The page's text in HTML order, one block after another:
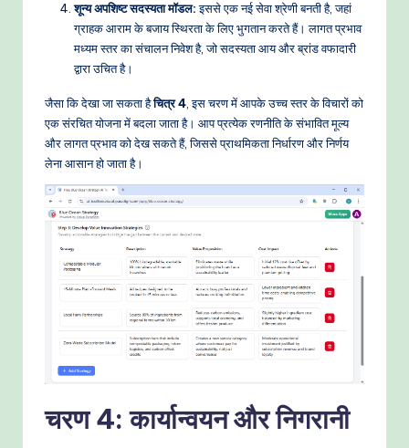
शून्य अपशिष्ट सदस्यता मॉडल:इससे एक नई सेवा श्रेणी बनती है, जहां
ग्राहक आराम के बजाय स्थिरता के लिए भुगतान करते हैं। लागत प्रभाव
मध्यम स्तर का संचालन निवेश है, जो सदस्यता आय और ब्रांड वफादारी
द्वारा उचित है।
जैसा कि देखा जा सकता हैचित्र 4, इस चरण में आपके उच्च स्तर के विचारों को
एक संरचित योजना में बदला जाता है। आप प्रत्येक रणनीति के संभावित मूल्य
और लागत प्रभाव को देख सकते हैं, जिससे प्राथमिकता निर्धारण और निर्णय
लेना आसान हो जाता है।
चरण 4: कार्यान्वयन और निगरानी